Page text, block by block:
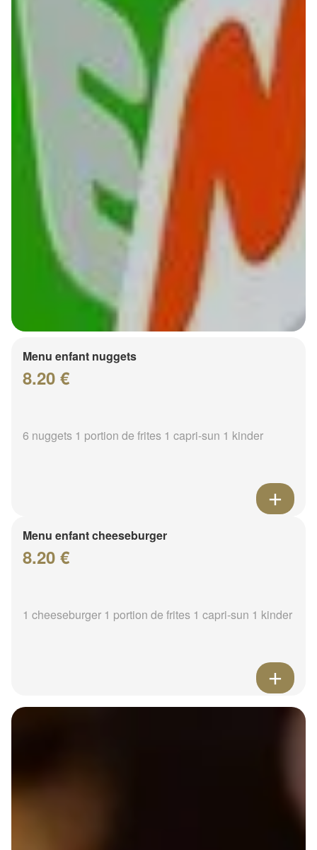
Menu enfant nuggets
8.20 €
6 nuggets 1 portion de frites 1 capri-sun 1 kinder
Menu enfant cheeseburger
8.20 €
1 cheeseburger 1 portion de frites 1 capri-sun 1 kinder